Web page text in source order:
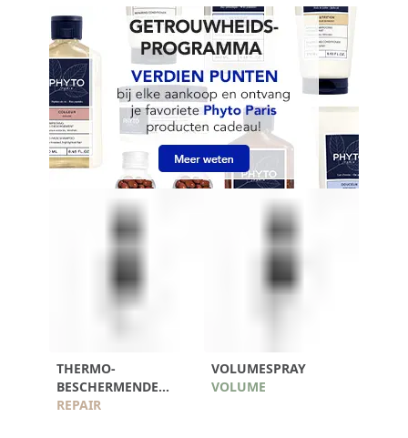
THERMO-
BESCHERMENDE
SPRAY 230°C TEGEN
REPAIR
VOLUMESPRAY
VOLUME